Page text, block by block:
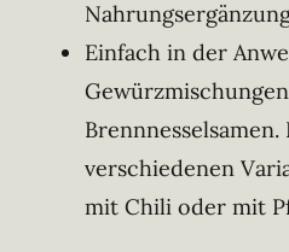
Einfach in der
verschiedenen
mit Chili oder mit